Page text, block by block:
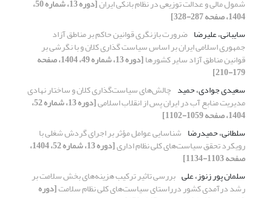
شمول مالی و عدالت توزیعی در نظام بانکی ایران [دوره 13، شماره 50،
1404، صفحه 287-328]
سایبانی، علیرضا ضرورت بازنگری قوانین حاکم بر مناطق آزاد
جمهوری اسلامی ایران بر اساس سیاست گذاری کلان و با نگرشی بر
قوانین مناطق آزاد سایر کشورها [دوره 13، شماره 49، 1404، صفحه
179-210]
سعیدی جوادی، حمید چالش‌های سیاست‌گذاری کلان و ساختار نهادی
مدیریت منابع آب در ایران پس از انقلاب اسلامی [دوره 13، شماره 52،
1404، صفحه 1059-1102]
سلطانی، حمیدرضا شناسایی عوامل مؤثر بر اجرای گردش شغلی با
رویکرد تحقق سیاست‌های کلی نظام اداری [دوره 13، شماره 52، 1404،
صفحه 1103-1134]
سلمان پور زنوز، علی بررسی تاثیر ترکیب هزینه‌های بخش سلامت بر
رشد درآمدی کشور درراستای سیاست‌های کلی نظام سلامت[دوره